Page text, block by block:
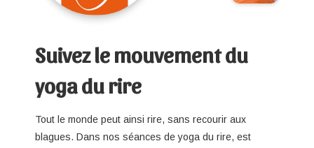
Suivez le mouvement du
yoga du rire
Tout le monde peut ainsi rire, sans recourir aux
blagues. Dans nos séances de yoga du rire, est